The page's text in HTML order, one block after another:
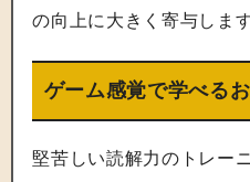
の向上に大きく寄与します
ゲーム感覚で学べる
堅苦しい読解力のトレー